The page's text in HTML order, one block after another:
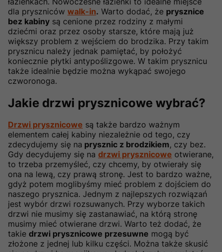
dla pryszniców walk-in. Warto dodać, że prysznice
bez kabiny są cenione przez rodziny z małymi
dziećmi oraz przez osoby starsze, które mają już
większy problem z wejściem do brodzika. Przy takim
prysznicu należy jednak pamiętać, by położyć
koniecznie płytki antypoślizgowe. W takim prysznicu
także idealnie będzie można wykąpać swojego
czworonoga.
Jakie drzwi prysznicowe wybrać?
Drzwi prysznicowe są także bardzo ważnym
elementem całej kabiny niezależnie od tego, czy
zdecydujemy się na prysznic z brodzikiem, czy bez.
Gdy decydujemy się na drzwi prysznicowe otwierane,
to trzeba przemyśleć, czy chcemy, by otwierały się
ona na lewą, czy prawą stronę. Jest to bardzo ważne,
gdyż potem moglibyśmy mieć problem z dojściem do
naszego prysznica. Jednym z najlepszych rozwiązań
jest wybór drzwi rozsuwanych. Przy wyborze takich
drzwi nie musimy się zastanawiać, na którą stronę
musimy mieć otwierane drzwi. Warto też dodać, że
takie drzwi prysznicowe przesuwne mogą być
złożone z jednej lub kilku części. Można także skusić